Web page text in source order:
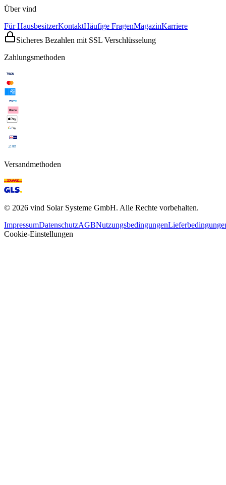
Über vind
Für HausbesitzerKontaktHäufige FragenMagazinKarriere
Sicheres Bezahlen mit SSL Verschlüsselung
Zahlungsmethoden
Versandmethoden
© 2026 vind Solar Systeme GmbH. Alle Rechte vorbehalten.
ImpressumDatenschutzAGBNutzungsbedingungen
Cookie-Einstellungen